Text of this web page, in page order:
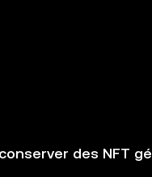
des NFT